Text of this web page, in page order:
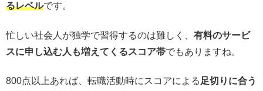
るレベルです。
忙しい社会人が独学で習得するのは難しく、 有料のサービ
スに申し込む人も増えてくるスコア帯でもありますね。
800点以上あれば、転職活動時にスコアによる 足切りに合う